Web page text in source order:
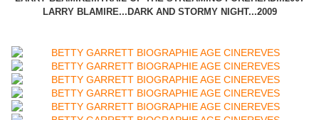
LARRY BLAMIRE...DARK AND STORMY NIGHT...2009